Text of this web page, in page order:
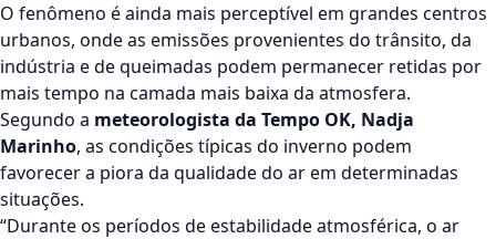
O fenômeno é ainda mais perceptível em grandes centros
urbanos, onde as emissões provenientes do trânsito, da
indústria e de queimadas podem permanecer retidas por
mais tempo na camada mais baixa da atmosfera.
Segundo a meteorologista da Tempo OK, Nadja
Marinho, as condições típicas do inverno podem
favorecer a piora da qualidade do ar em determinadas
situações.
“Durante os períodos de estabilidade atmosférica, o ar